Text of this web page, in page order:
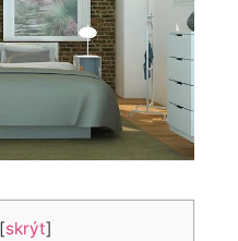
[skrýt]